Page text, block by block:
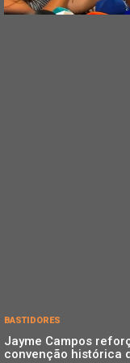
BASTIDORES
Jayme Campos
convenção histórica